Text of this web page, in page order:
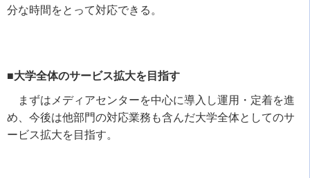
分な時間をとって対応できる。
■大学全体のサービス拡大を目指す
まずはメディアセンターを中心に導入し運用・定着を進
め、今後は他部門の対応業務も含んだ大学全体としてのサ
ービス拡大を目指す。